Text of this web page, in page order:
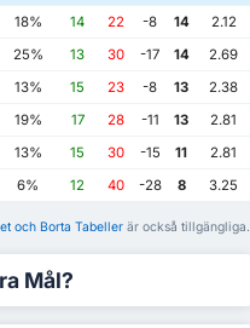
18% 14 22 -8 14
2.12
25% 13 30 -17 14
2.69
13% 15 23 -8 13
2.38
19% 17 28 -11 13
2.81
13% 15 30 -15 11
2.81
6% 12 40 -28 8 3.25
och Borta Tabeller är också tillgängliga.
Mål?